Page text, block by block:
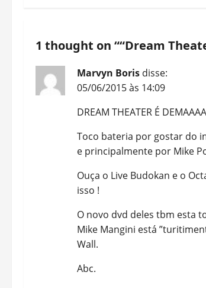
a
v
1 thought on ““Dream
Marvyn Boris disse:
05/06/2015 às 14:09
DREAM THEATER É
Toco bateria por gostar do
e principalmente por Mike
Ouça o Live Budokan e o
isso !
O novo dvd deles tbm esta
Mike Mangini está
Wall.
Abc.